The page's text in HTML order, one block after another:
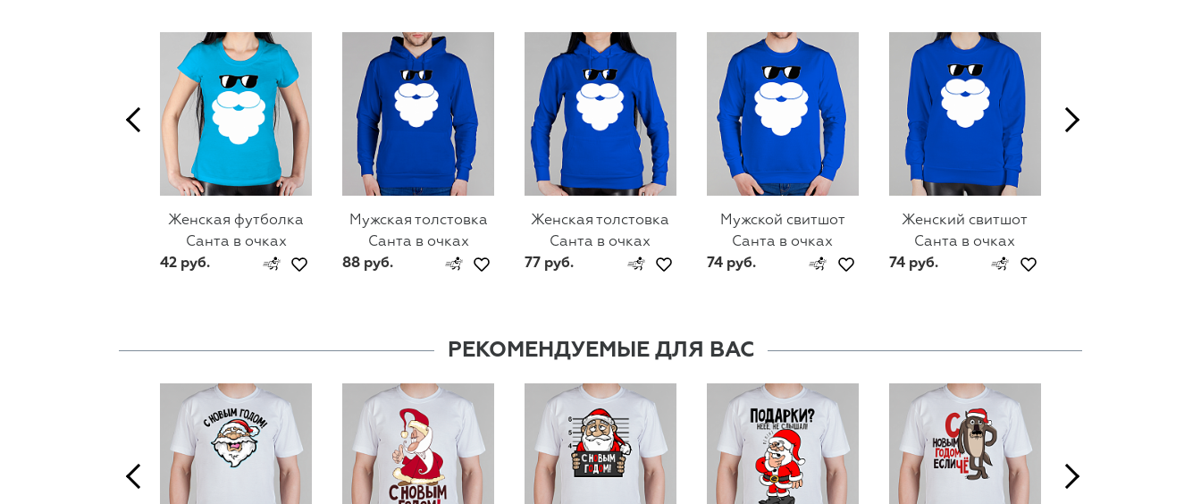
Женская футболка
Санта в очках
42 руб.
Мужская толстовка
Санта в очках
88 руб.
Женская толстовка
Санта в очках
77 руб.
Мужской свитшот
Санта в очках
74 руб.
Женский свитшот
Санта в очках
74 руб.
РЕКОМЕНДУЕМЫЕ ДЛЯ ВАС